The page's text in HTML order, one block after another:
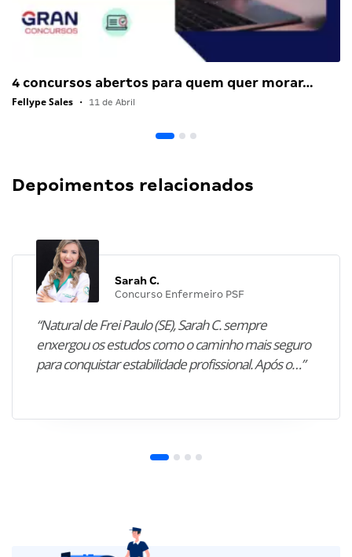
4 concursos abertos para quem quer morar…
Fellype Sales • 11 de Abril
Depoimentos relacionados
Sarah C.
Concurso Enfermeiro PSF
“Natural de Frei Paulo (SE), Sarah C. sempre
enxergou os estudos como o caminho mais seguro
para conquistar estabilidade profissional. Após o…”